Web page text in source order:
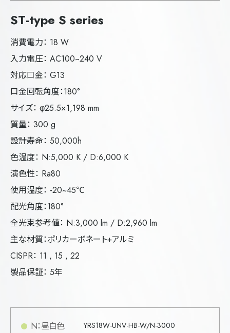
ST-type S series
消費電力： 18 W
入力電圧： AC100~240 V
対応口金： G13
口金回転角度：180°
サイズ： φ25.5×1,198 mm
質量： 300 g
設計寿命： 50,000h
色温度： N:5,000 K / D:6,000 K
演色性： Ra80
使用温度： -20~45℃
配光角度：180°
全光束参考値： N:3,000 lm / D:2,960 lm
主な材質：ポリカーボネート+アルミ
CISPR： 11 , 15 , 22
製品保証： 5年
N：昼白色 YRS18W-UNV-HB-W/N-3000